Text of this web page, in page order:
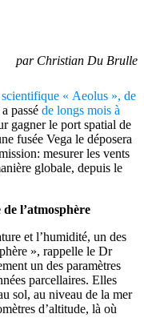
par Christian Du Brulle
« Aeolus », de
passé de longs mois à
gagner le port spatial de
fusée Vega le déposera
mesurer les vents
globale, depuis le
l’atmosphère
et l’humidité, un des
», rappelle le Dr
un des paramètres
parcellaires. Elles
sol, au niveau de la mer
d’altitude, là où